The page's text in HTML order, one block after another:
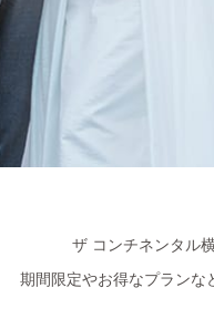
ザ コンチネンタル
期間限定やお得なプランな